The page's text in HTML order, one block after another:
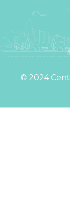
©️ 2024